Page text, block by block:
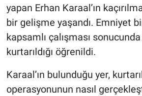
yapan Erhan Karaal’ın
bir gelişme yaşandı. Emniyet
kapsamlı çalışması sonucunda
kurtarıldığı öğrenildi.
Karaal’ın bulunduğu yer,
operasyonunun nasıl